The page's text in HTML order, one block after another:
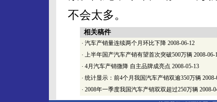
不会太多。
相关稿件
· 汽车产销量连续两个月环比下降 2008-06-12
· 上半年国产汽车产销有望首次突破500万辆 2008-06-
· 4月汽车产销微降 自主品牌成亮点 2008-05-13
· 统计显示：前4个月我国汽车产销双逾350万辆
· 2008年一季度我国汽车产销双双超过250万辆 2008-